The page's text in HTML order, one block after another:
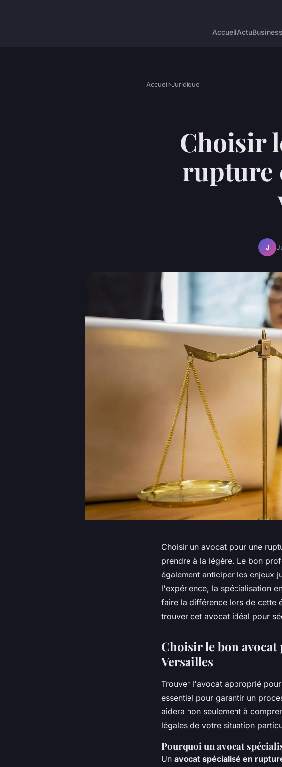
AccueilActuBusiness
Accueil›Juridique
Choisir
rupture
J
Choisir un avocat pour une
prendre à la légère. Le bon
également anticiper les enjeux
l'expérience, la spécialisation
faire la différence lors de cette
trouver cet avocat idéal pour
Choisir le bon
Versailles
Trouver l'avocat approprié
essentiel pour garantir un
aidera non seulement à
légales de votre situation
Pourquoi un avocat
Un avocat spécialisé en